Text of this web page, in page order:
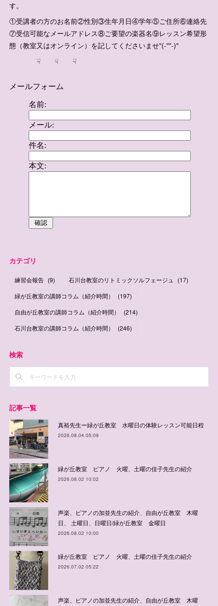
す。
①受講者の方のお名前②性別③生年月日④学年⑤ご住所⑥連絡先
⑦受信可能なメールアドレス⑧ご要望の楽器名⑨レッスン希望形
態（教室又はオンライン）を記してくださいませ"(-""-)"
☟ ☟ ☟
カテゴリ
練習会報告 (9) 石川台教室のリトミックソルフェージュ (17)
緑が丘教室の講師コラム（紹介時間）
(197)
自由が丘教室の講師コラム（紹介時間）
(214)
石川台教室の講師コラム（紹介時間）
(246)
検索
記事一覧
真裕先生ー緑が丘教室 水曜日の体験レッスン可能日程
2026.08.04 05:09
緑が丘教室 ピアノ 火曜、土曜の佳子先生の紹介
2026.08.02 10:02
声楽、ピアノの加並先生の紹介、自由が丘教室 木曜
日、 土曜日、日曜日/緑が丘教室 金曜日
2026.08.02 10:00
緑が丘教室 ピアノ 火曜、土曜の佳子先生の紹介
2026.07.02 05:22
声楽、ピアノの加並先生の紹介、自由が丘教室 木曜